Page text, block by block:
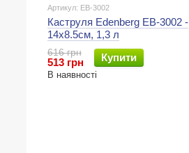
Артикул: EB-3002
Каструля Edenberg EB-3002 -
14x8.5см, 1,3 л
616 грн
513 грн Купити
В наявності